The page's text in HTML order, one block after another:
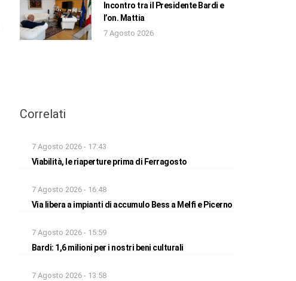
Incontro tra il Presidente Bardi e
l’on. Mattia
7 Agosto 2026
Correlati
7 Agosto 2026 - 17:43
Viabilità, le riaperture prima di Ferragosto
7 Agosto 2026 - 16:48
Via libera a impianti di accumulo Bess a Melfi e Picerno
7 Agosto 2026 - 15:59
Bardi: 1,6 milioni per i nostri beni culturali
7 Agosto 2026 - 13:58